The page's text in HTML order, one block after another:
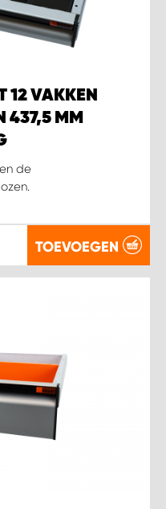
12 VAKKEN
437,5 MM
de
TOEVOEGEN